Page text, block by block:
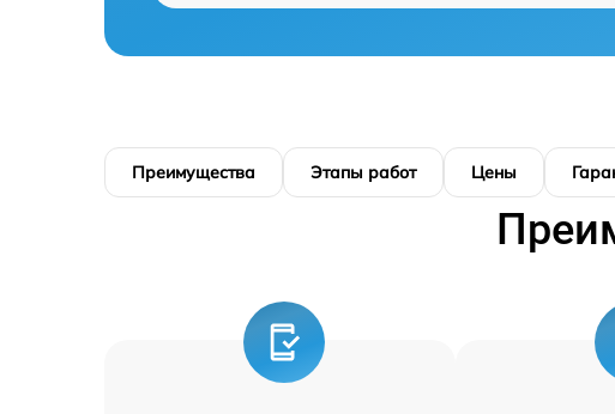
Преимущества Этапы работ Цены